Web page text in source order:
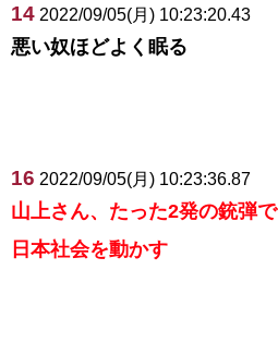
14 2022/09/05(月) 10:23:20.43
悪い奴ほどよく眠る
16 2022/09/05(月) 10:23:36.87
山上さん、たった2発の銃弾で
日本社会を動かす